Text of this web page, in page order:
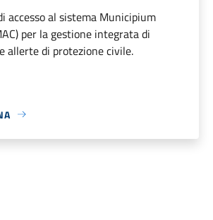
accesso al sistema Municipium
per la gestione integrata di
allerte di protezione civile.